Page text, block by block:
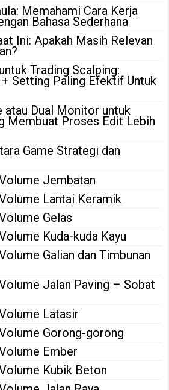
Memahami Cara Kerja
Bahasa Sederhana
Ini: Apakah Masih Relevan
Trading Scalping:
+ Setting Paling Efektif Untuk
Dual Monitor untuk
Membuat Proses Edit Lebih
Game Strategi dan
Jembatan
Lantai Keramik
Gelas
Kuda-kuda Kayu
Galian dan Timbunan
Jalan Paving – Sobat
Latasir
Gorong-gorong
Ember
Kubik Beton